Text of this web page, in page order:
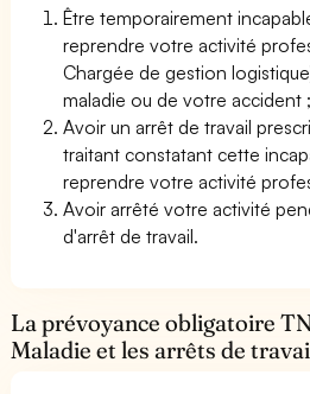
Être temporairement
reprendre votre activité
Chargée de gestion
maladie ou de votre accident ;
Avoir un arrêt de travail
traitant constatant cette
reprendre votre activité
Avoir arrêté votre activité
d'arrêt de travail.
La prévoyance obligatoire
Maladie et les arrêts de